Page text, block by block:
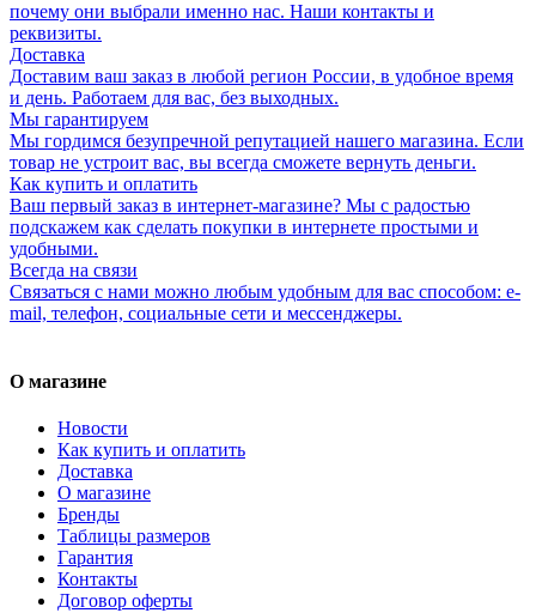
почему они выбрали именно нас. Наши контакты и
реквизиты.
Доставка
Доставим ваш заказ в любой регион России, в удобное время
и день. Работаем для вас, без выходных.
Мы гарантируем
Мы гордимся безупречной репутацией нашего магазина. Если
товар не устроит вас, вы всегда сможете вернуть деньги.
Как купить и оплатить
Ваш первый заказ в интернет-магазине? Мы с радостью
подскажем как сделать покупки в интернете простыми и
удобными.
Всегда на связи
Связаться с нами можно любым удобным для вас способом: e-
mail, телефон, социальные сети и мессенджеры.
О магазине
Новости
Как купить и оплатить
Доставка
О магазине
Бренды
Таблицы размеров
Гарантия
Контакты
Договор оферты